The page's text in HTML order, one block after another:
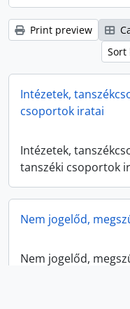
Print preview
Sort
Intézetek,
csoportok iratai
Intézetek,
tanszéki csoportok
Nem jogelőd,
Nem jogelőd,